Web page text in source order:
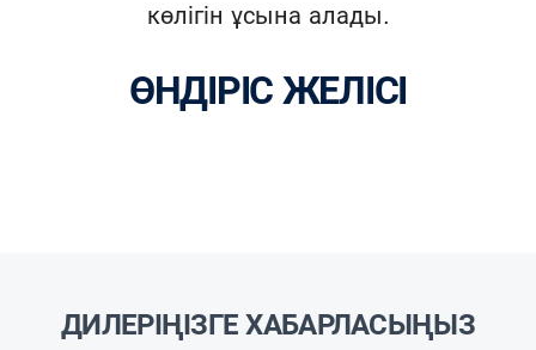
көлігін ұсына алады.
ӨНДІРІС ЖЕЛІСІ
ДИЛЕРІҢІЗГЕ ХАБАРЛАСЫҢЫЗ